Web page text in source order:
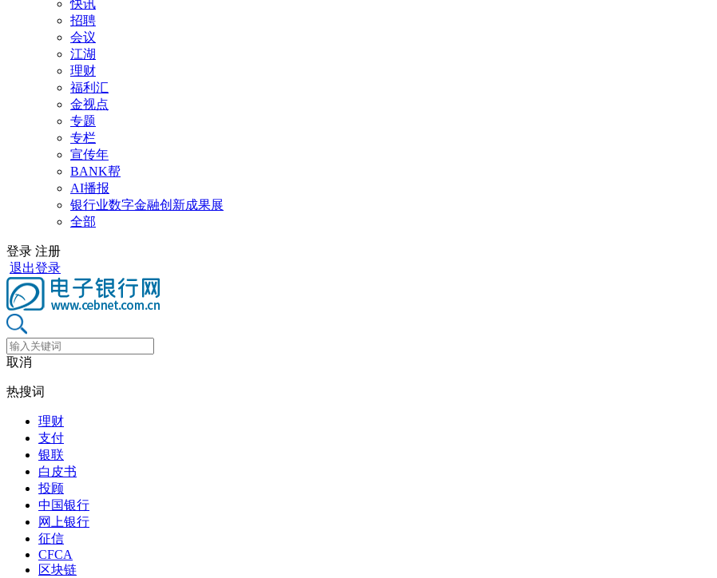
快讯
招聘
会议
江湖
理财
福利汇
金视点
专题
专栏
宣传年
BANK帮
AI播报
银行业数字金融创新成果展
全部
登录 注册
退出登录
取消
热搜词
理财
支付
银联
白皮书
投顾
中国银行
网上银行
征信
CFCA
区块链